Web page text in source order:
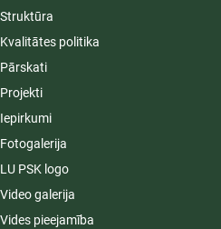
Struktūra
Kvalitātes politika
Pārskati
Projekti
Iepirkumi
Fotogalerija
LU PSK logo
Video galerija
Vides pieejamība